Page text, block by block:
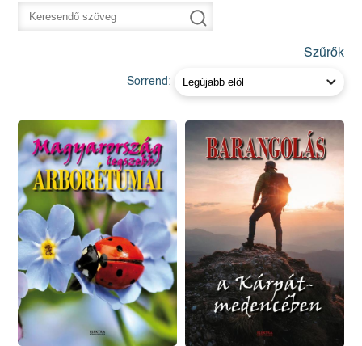
Szűrők
Sorrend: